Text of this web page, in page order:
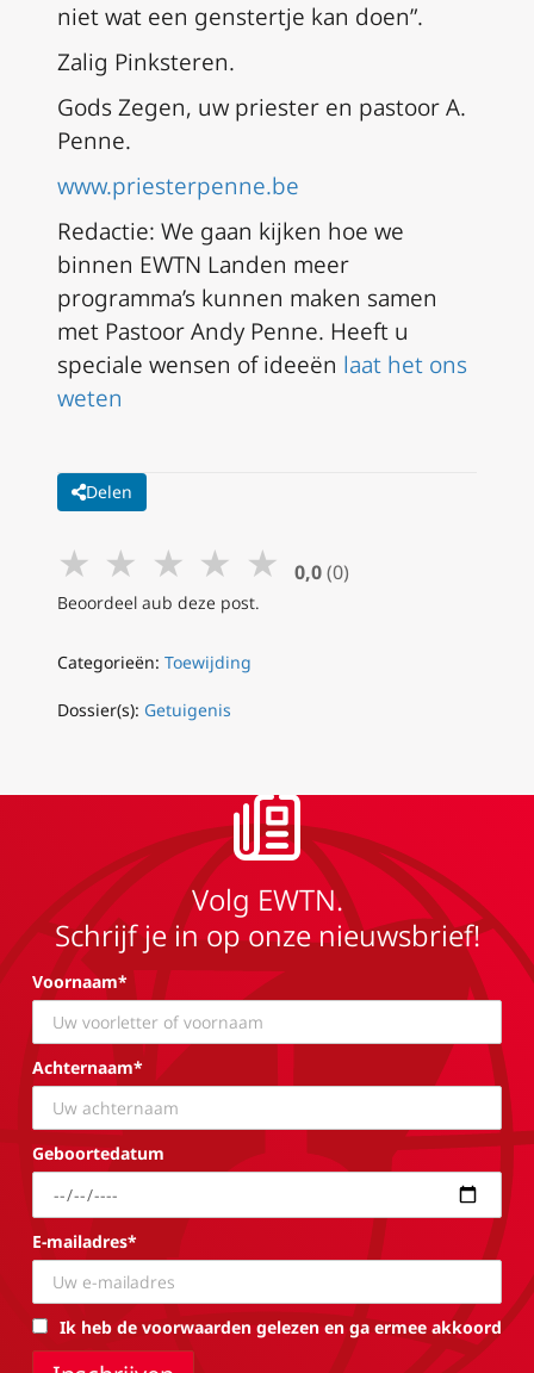
niet wat een genstertje kan doen”.
Zalig Pinksteren.
Gods Zegen, uw priester en pastoor A.
Penne.
www.priesterpenne.be
Redactie: We gaan kijken hoe we
binnen EWTN Landen meer
programma’s kunnen maken samen
met Pastoor Andy Penne. Heeft u
speciale wensen of ideeën laat het ons
weten
Delen
★ ★ ★ ★ ★ 0,0 (0)
Beoordeel aub deze post.
Categorieën: Toewijding
Dossier(s): Getuigenis
Volg EWTN.
Schrijf je in op onze nieuwsbrief!
Voornaam*
Achternaam*
Geboortedatum
E-mailadres*
Ik heb de voorwaarden gelezen en ga ermee akkoord